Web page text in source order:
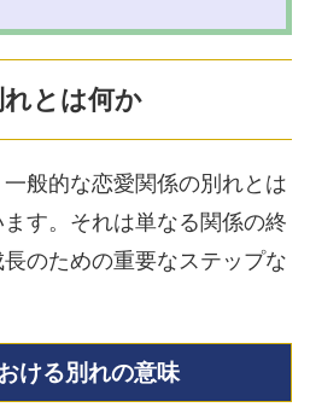
とは何か
般的な恋愛関係の別れとは
す。それは単なる関係の終
のための重要なステップな
ける別れの意味